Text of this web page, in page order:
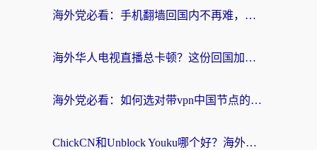
海外党必看：手机翻墙回国内不再难，一篇搞定无缝访问国内资源指南
海外华人电视直播总卡顿？这份回国加速器选择指南帮你无缝看国内资源
海外党必看：如何选对带vpn中国节点的加速器？无缝访问国内资源全攻略
ChickCN和Unblock Youku哪个好？海外党亲测4款热门回国加速器，附避坑指南